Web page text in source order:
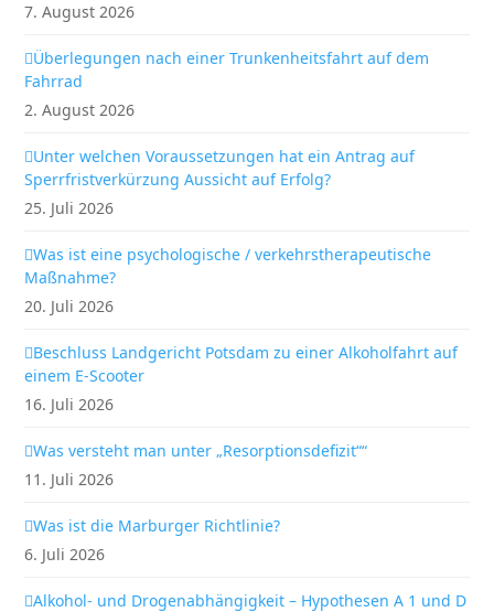
7. August 2026
Überlegungen nach einer Trunkenheitsfahrt auf dem
Fahrrad
2. August 2026
Unter welchen Voraussetzungen hat ein Antrag auf
Sperrfristverkürzung Aussicht auf Erfolg?
25. Juli 2026
Was ist eine psychologische / verkehrstherapeutische
Maßnahme?
20. Juli 2026
Beschluss Landgericht Potsdam zu einer Alkoholfahrt auf
einem E-Scooter
16. Juli 2026
Was versteht man unter „Resorptionsdefizit““
11. Juli 2026
Was ist die Marburger Richtlinie?
6. Juli 2026
Alkohol- und Drogenabhängigkeit – Hypothesen A 1 und D